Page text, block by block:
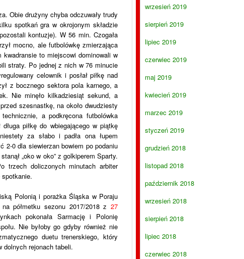
Obie drużyny chyba odczuwały trudy
spotkań gra w okrojonym składzie
kontuzje). W 56 min. Czogała
mocno, ale futbolówkę zmierzająca
kwadransie to miejscowi dominowali w
straty. Po jednej z nich w 76 minucie
celownik i posłał piłkę nad
z bocznego sektora pola karnego, a
Nie minęło kilkadziesiąt sekund, a
szesnastkę, na około dwudziesty
a podkręcona futbolówka
piłkę do wbiegającego w piątkę
za słabo i padła ona łupem
2-0 dla siewierzan bowiem po podaniu
„oko w oko” z golkiperem Sparty.
trzech doliczonych minutach arbiter
Polonią i porażka Śląska w Poraju
półmetku sezonu 2017/2018 z27
pokonała Sarmację i Polonię
Nie byłoby go gdyby również nie
duetu trenerskiego, który
dolnych rejonach tabeli.
wrzesień 2019
sierpień 2019
lipiec 2019
czerwiec 2019
maj 2019
kwiecień 2019
marzec 2019
styczeń 2019
grudzień 2018
listopad 2018
październik 2018
wrzesień 2018
sierpień 2018
lipiec 2018
czerwiec 2018